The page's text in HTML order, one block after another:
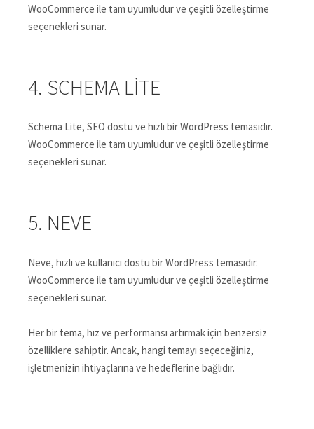
WooCommerce ile tam uyumludur ve çeşitli özelleştirme
seçenekleri sunar.
4. SCHEMA LITE
Schema Lite, SEO dostu ve hızlı bir WordPress temasıdır.
WooCommerce ile tam uyumludur ve çeşitli özelleştirme
seçenekleri sunar.
5. NEVE
Neve, hızlı ve kullanıcı dostu bir WordPress temasıdır.
WooCommerce ile tam uyumludur ve çeşitli özelleştirme
seçenekleri sunar.
Her bir tema, hız ve performansı artırmak için benzersiz
özelliklere sahiptir. Ancak, hangi temayı seçeceğiniz,
işletmenizin ihtiyaçlarına ve hedeflerine bağlıdır.